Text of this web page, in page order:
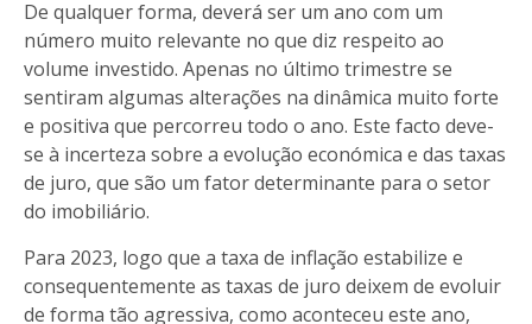
De qualquer forma, deverá ser um ano com um
número muito relevante no que diz respeito ao
volume investido. Apenas no último trimestre se
sentiram algumas alterações na dinâmica muito forte
e positiva que percorreu todo o ano. Este facto deve-
se à incerteza sobre a evolução económica e das taxas
de juro, que são um fator determinante para o setor
do imobiliário.
Para 2023, logo que a taxa de inflação estabilize e
consequentemente as taxas de juro deixem de evoluir
de forma tão agressiva, como aconteceu este ano,